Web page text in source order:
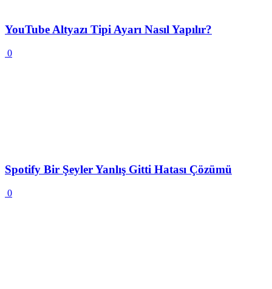
YouTube Altyazı Tipi Ayarı Nasıl Yapılır?
0
Spotify Bir Şeyler Yanlış Gitti Hatası Çözümü
0